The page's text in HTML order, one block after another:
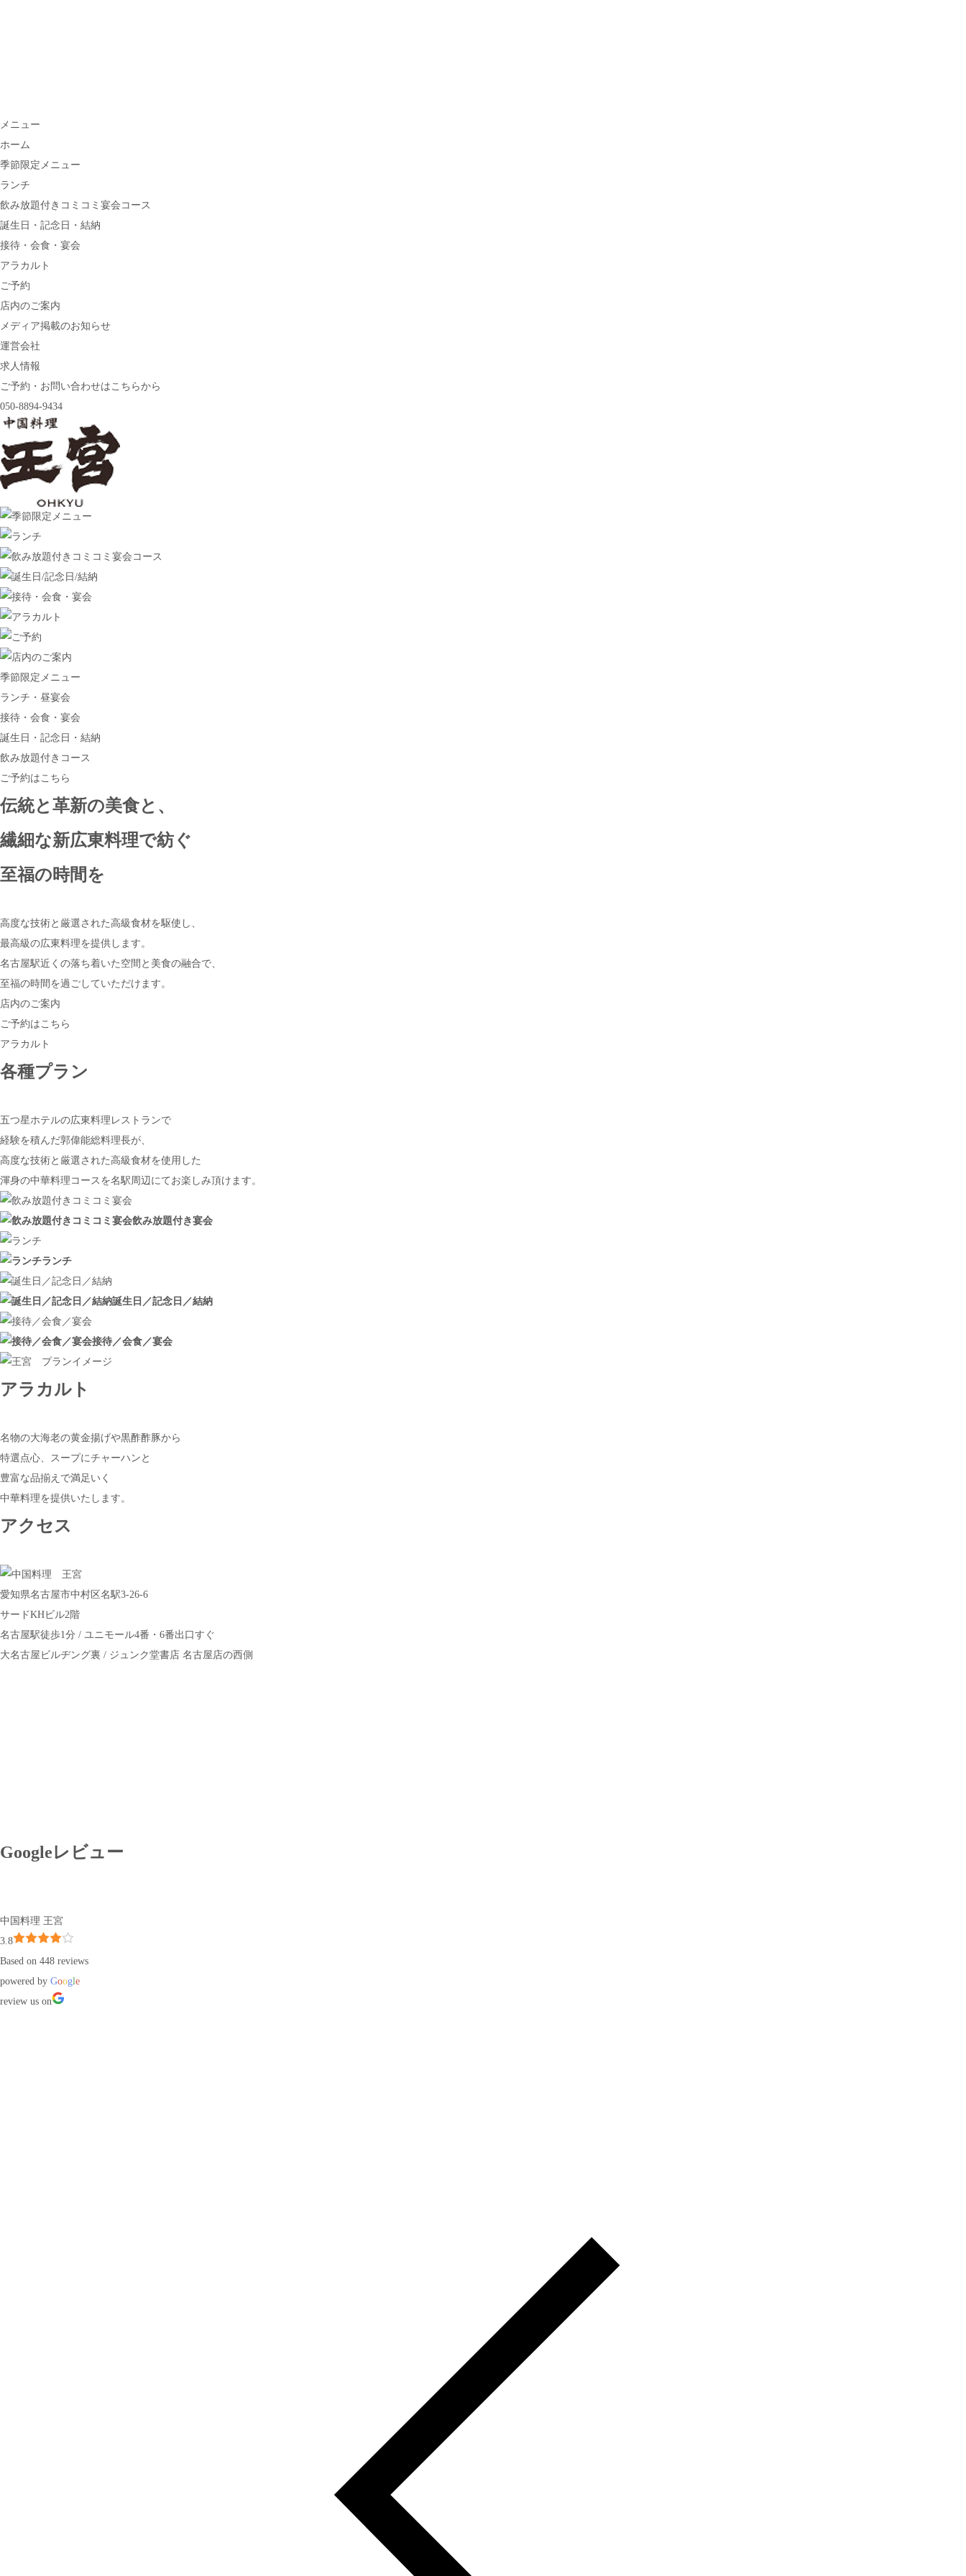
メニュー
ホーム
季節限定メニュー
ランチ
飲み放題付きコミコミ宴会コース
誕生日・記念日・結納
接待・会食・宴会
アラカルト
ご予約
店内のご案内
メディア掲載のお知らせ
運営会社
求人情報
ご予約・お問い合わせはこちらから
050-8894-9434
季節限定メニュー
ランチ・昼宴会
接待・会食・宴会
誕生日・記念日・結納
飲み放題付きコース
ご予約はこちら
伝統と革新の美食と、
繊細な新広東料理で紡ぐ
至福の時間を
高度な技術と厳選された高級食材を駆使し、
最高級の広東料理を提供します。
名古屋駅近くの落ち着いた空間と美食の融合で、
至福の時間を過ごしていただけます。
店内のご案内
ご予約はこちら
アラカルト
各種プラン
五つ星ホテルの広東料理レストランで
経験を積んだ郭偉能総料理長が、
高度な技術と厳選された高級食材を使用した
渾身の中華料理コースを名駅周辺にてお楽しみ頂けます。
飲み放題付き宴会
ランチ
誕生日／記念日／結納
接待／会食／宴会
アラカルト
名物の大海老の黄金揚げや黒酢酢豚から
特選点心、スープにチャーハンと
豊富な品揃えで満足いく
中華料理を提供いたします。
アクセス
愛知県名古屋市中村区名駅3-26-6
サードKHビル2階
名古屋駅徒歩1分 / ユニモール4番・6番出口すぐ
大名古屋ビルヂング裏 / ジュンク堂書店 名古屋店の西側
Googleレビュー
中国料理 王宮
3.8
Based on 448 reviews
powered by Google
review us on